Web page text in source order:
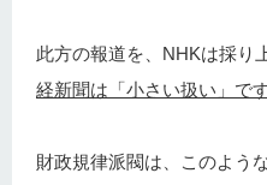
此方の報道を、NHKは採り
経新聞は「小さい扱い」で
財政規律派閥は、このよう